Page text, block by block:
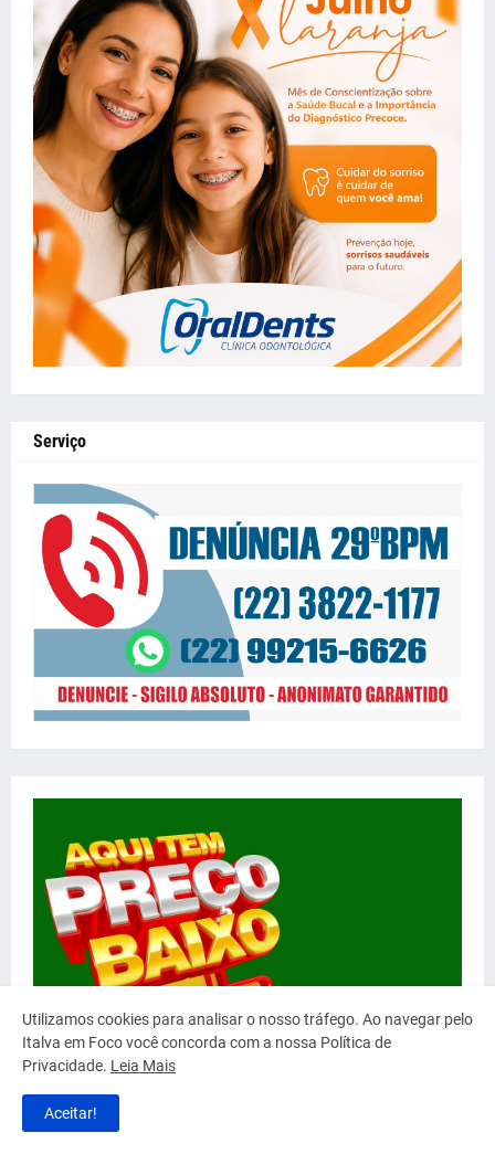
Serviço
Utilizamos cookies para analisar o nosso tráfego. Ao navegar pelo
Italva em Foco você concorda com a nossa Política de
Privacidade. Leia Mais
Aceitar!